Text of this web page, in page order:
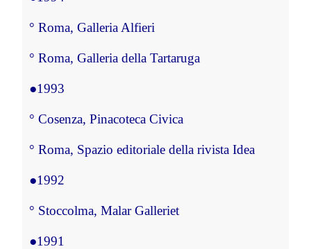
° Roma, Galleria Alfieri
° Roma, Galleria della Tartaruga
●1993
° Cosenza, Pinacoteca Civica
° Roma, Spazio editoriale della rivista Idea
●1992
° Stoccolma, Malar Galleriet
●1991